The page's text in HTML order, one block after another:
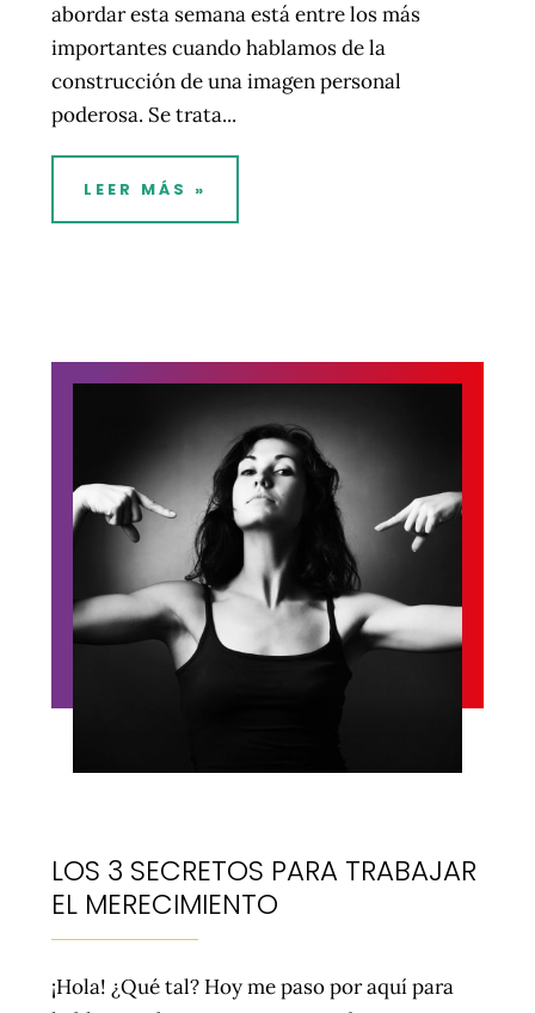
abordar esta semana está entre los más
importantes cuando hablamos de la
construcción de una imagen personal
poderosa. Se trata...
LEER MÁS »
LOS 3 SECRETOS PARA TRABAJAR
EL MERECIMIENTO
¡Hola! ¿Qué tal? Hoy me paso por aquí para